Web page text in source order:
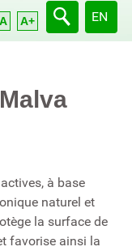
A A+ EN
à base
naturel et
la surface de
favorise ainsi la